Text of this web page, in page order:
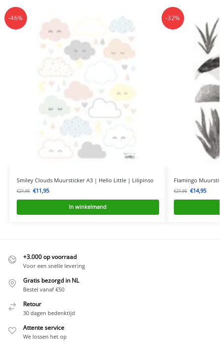
-46%
Smiley Clouds Muursticker A3 | Hello Little | Lilipinso
€21,95 €11,95
In winkelmand
-32%
Flamingo
€21,95 €14,95
+3.000 op voorraad
Voor een snelle levering
Gratis bezorgd in NL
Bestel vanaf €50
Retour
30 dagen bedenktijd
Attente service
We lossen het op